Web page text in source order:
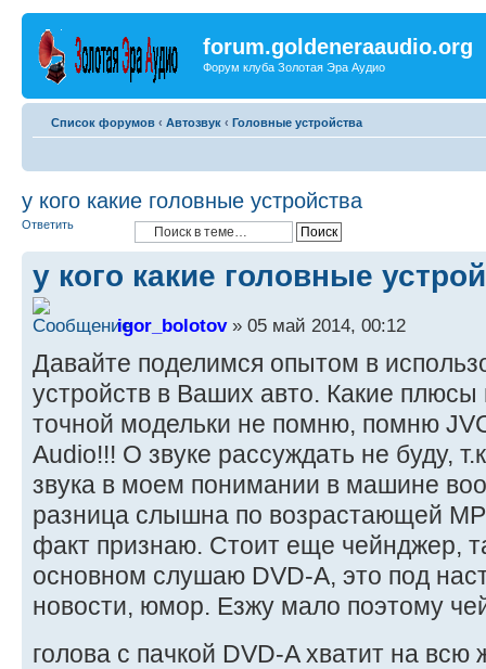
forum.goldeneraaudio.org
Форум клуба Золотая Эра Аудио
Список форумов ‹ Автозвук ‹ Головные устройства
у кого какие головные устройства
Ответить
у кого какие головные
igor_bolotov» 05 май 2014, 00:12
Давайте поделимся опытом в
устройств в Ваших авто. Какие
точной модельки не помню, помню
Audio!!! О звуке рассуждать не буду,
звука в моем понимании в машине
разница слышна по возрастающей
факт признаю. Стоит еще чейнджер,
основном слушаю DVD-A, это под
новости, юмор. Езжу мало поэтому
голова с пачкой DVD-A хватит на всю